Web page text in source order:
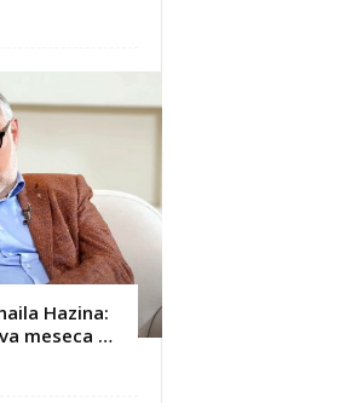
Hazina:
meseca …